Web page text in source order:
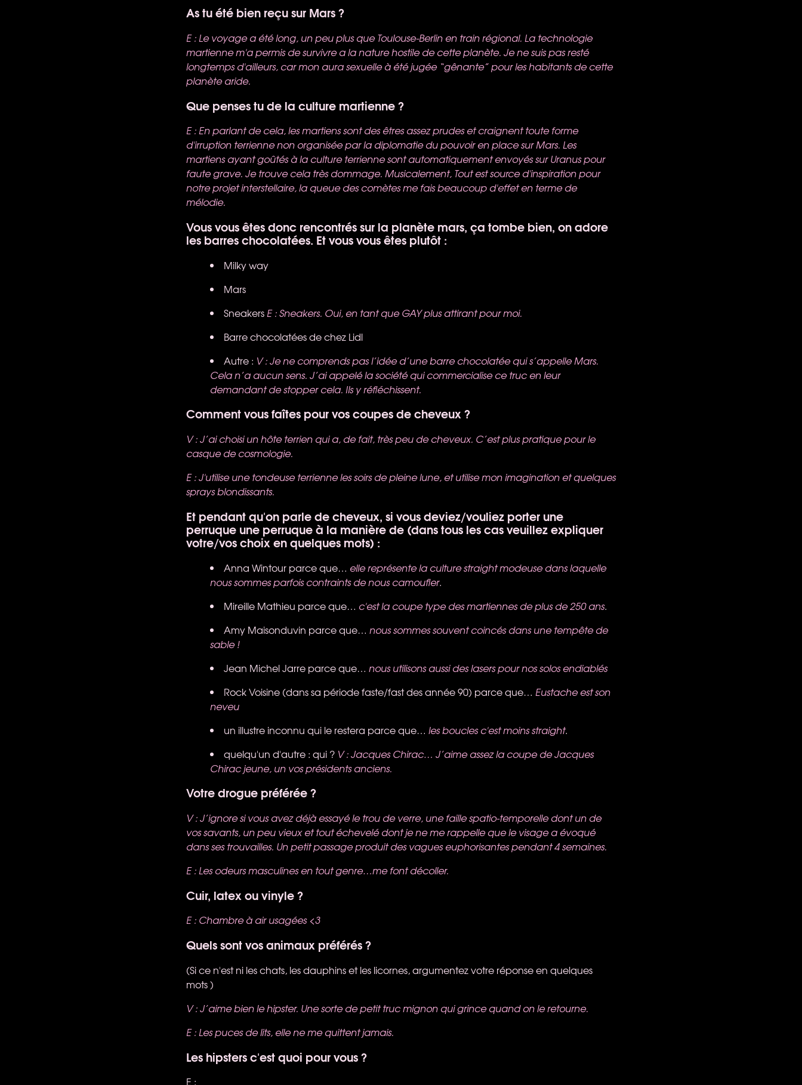
As tu été bien reçu sur Mars ?
E : Le voyage a été long, un peu plus que Toulouse-Berlin en train régional. La technologie
martienne m'a permis de survivre a la nature hostile de cette planète. Je ne suis pas resté
longtemps d'ailleurs, car mon aura sexuelle à été jugée “gênante” pour les habitants de cette
planète aride.
Que penses tu de la culture martienne ?
E : En parlant de cela, les martiens sont des êtres assez prudes et craignent toute forme
d'irruption terrienne non organisée par la diplomatie du pouvoir en place sur Mars. Les
martiens ayant goûtés à la culture terrienne sont automatiquement envoyés sur Uranus pour
faute grave. Je trouve cela très dommage. Musicalement, Tout est source d'inspiration pour
notre projet interstellaire, la queue des comètes me fais beaucoup d'effet en terme de
mélodie.
Vous vous êtes donc rencontrés sur la planète mars, ça tombe bien, on adore
les barres chocolatées. Et vous vous êtes plutôt :
Milky way
Mars
Sneakers E : Sneakers. Oui, en tant queGAYplus attirant pour moi.
Barre chocolatées de chez Lidl
Autre : V : Je ne comprends pas l’idée d’une barre chocolatée qui s’appelle Mars.
Cela n’a aucun sens. J’ai appelé la société qui commercialise ce truc en leur
demandant de stopper cela. Ils y réfléchissent.
Comment vous faîtes pour vos coupes de cheveux ?
V : J’ai choisi un hôte terrien qui a, de fait, très peu de cheveux. C’est plus pratique pour le
casque de cosmologie.
E : J'utilise une tondeuse terrienne les soirs de pleine lune, et utilise mon imagination et quelques
sprays blondissants.
Et pendant qu'on parle de cheveux, si vous deviez/vouliez porter une
perruque une perruque à la manière de (dans tous les cas veuillez expliquer
votre/vos choix en quelques mots) :
Anna Wintour parce que… elle représente la culture straight modeuse dans laquelle
nous sommes parfois contraints de nous camoufler.
Mireille Mathieu parce que… c'est la coupe type des martiennes de plus de 250 ans.
Amy Maisonduvin parce que… nous sommes souvent coincés dans une tempête de
sable !
Jean Michel Jarre parce que… nous utilisons aussi des lasers pour nos solos endiablés
Rock Voisine (dans sa période faste/fast des année 90) parce que… Eustache est son
neveu
un illustre inconnu qui le restera parce que… les boucles c'est moins straight.
quelqu'un d'autre : qui ? V : Jacques Chirac… J’aime assez la coupe de Jacques
Chirac jeune, un vos présidents anciens.
Votre drogue préférée ?
V : J’ignore si vous avez déjà essayé le trou de verre, une faille spatio-temporelle dont un de
vos savants, un peu vieux et tout échevelé dont je ne me rappelle que le visage a évoqué
dans ses trouvailles. Un petit passage produit des vagues euphorisantes pendant 4 semaines.
E : Les odeurs masculines en tout genre…me font décoller.
Cuir, latex ou vinyle ?
E : Chambre à air usagées <3
Quels sont vos animaux préférés ?
(Si ce n'est ni les chats, les dauphins et les licornes, argumentez votre réponse en quelques
mots )
V : J’aime bien le hipster. Une sorte de petit truc mignon qui grince quand on le retourne.
E : Les puces de lits, elle ne me quittent jamais.
Les hipsters c'est quoi pour vous ?
E :